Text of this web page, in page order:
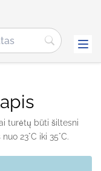
turėtų būti šiltesni
23°C iki 35°C.